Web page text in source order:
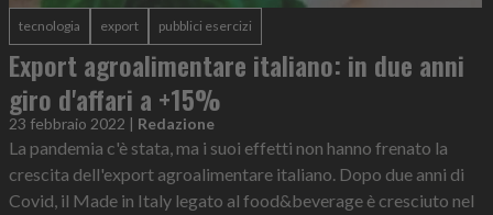
tecnologia export pubblici esercizi
Export agroalimentare italiano: in due anni
giro d'affari a +15%
23 febbraio 2022 Redazione
La pandemia c'è stata, ma i suoi effetti non hanno frenato la
crescita dell'export agroalimentare italiano. Dopo due anni di
Covid, il Made in Italy legato al food&beverage è cresciuto nel